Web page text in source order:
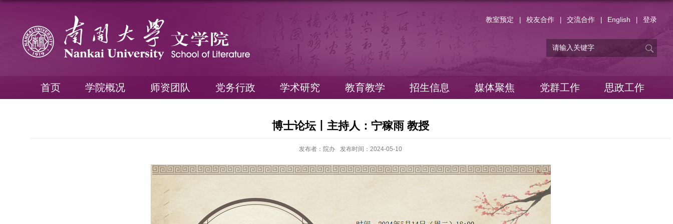
教室预定 校友合作 交流合作 English 登录
首页 学院概况 师资团队 党务行政 学术研究 教育教学 招生信息 媒体聚焦 党群工作 思政工作
博士论坛丨主持人：宁稼雨 教授
发布者：院办 发布时间：2024-05-10